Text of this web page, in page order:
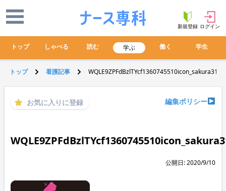
新規登録 ログイン
トップ しゃべる 読む 学ぶ 働く 学生
トップ 看護記事 WQLE9ZPFdBzlTYcf1360745510icon_sakura31.gif
お気に入りに登録 編集ポリシー
公開日: 2020/9/10